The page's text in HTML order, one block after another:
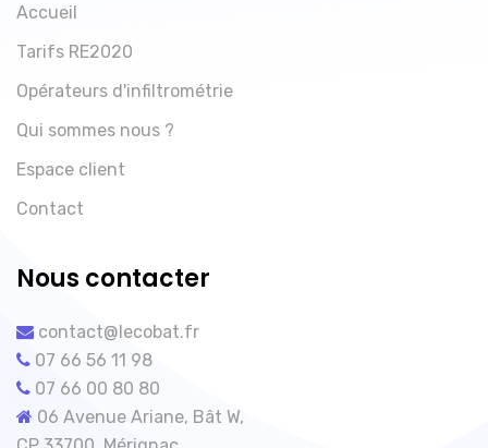
Accueil
Tarifs RE2020
Opérateurs d'infiltrométrie
Qui sommes nous ?
Espace client
Contact
Nous contacter
contact@lecobat.fr
07 66 56 11 98
07 66 00 80 80
06 Avenue Ariane, Bât W,